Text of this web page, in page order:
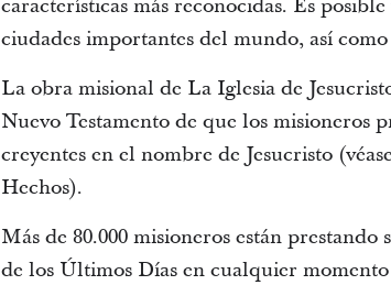
características más reconocidas. Es
ciudades importantes del mundo, así
La obra misional de La Iglesia de
Nuevo Testamento de que los misioneros
creyentes en el nombre de Jesucristo
Hechos).
Más de 80.000 misioneros están
de los Últimos Días en cualquier